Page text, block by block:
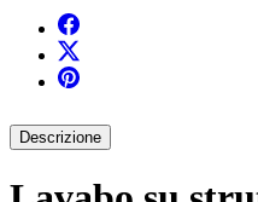
Descrizione